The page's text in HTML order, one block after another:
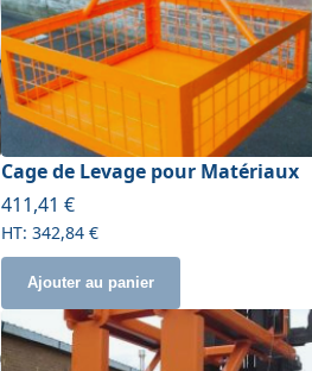
Cage de Levage pour Matériaux
411,41 €
342,84 €
Ajouter au panier